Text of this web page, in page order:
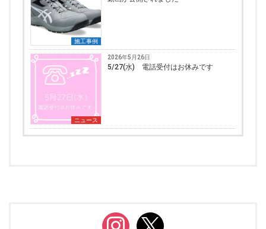
施工事例
ニュース
2026年5月26日
5/27(水) 電話受付はお休みです
instagram
x